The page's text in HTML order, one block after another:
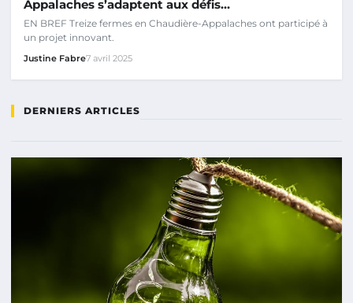
Appalaches s’adaptent aux défis…
EN BREF Treize fermes en Chaudière-Appalaches ont participé à
un projet innovant.
Justine Fabre7 avril 2025
DERNIERS ARTICLES